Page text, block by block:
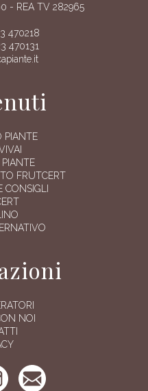
- REA TV 282965
470218
470131
PIANTE
PIANTE
FRUTCERT
CONSIGLI
NOI